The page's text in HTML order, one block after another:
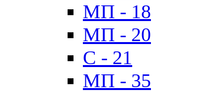
МП - 18
МП - 20
C - 21
МП - 35